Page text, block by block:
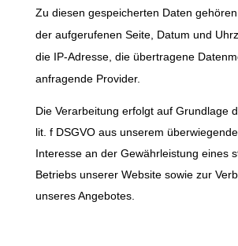
Zu diesen gespeicherten Daten
der aufgerufenen Seite, Datum und
die IP-Adresse, die übertragene
anfragende Provider.
Die Verarbeitung erfolgt auf Grundlage
lit. f DSGVO aus unserem
Interesse an der Gewährleistung eines
Betriebs unserer Website sowie zur
unseres Angebotes.